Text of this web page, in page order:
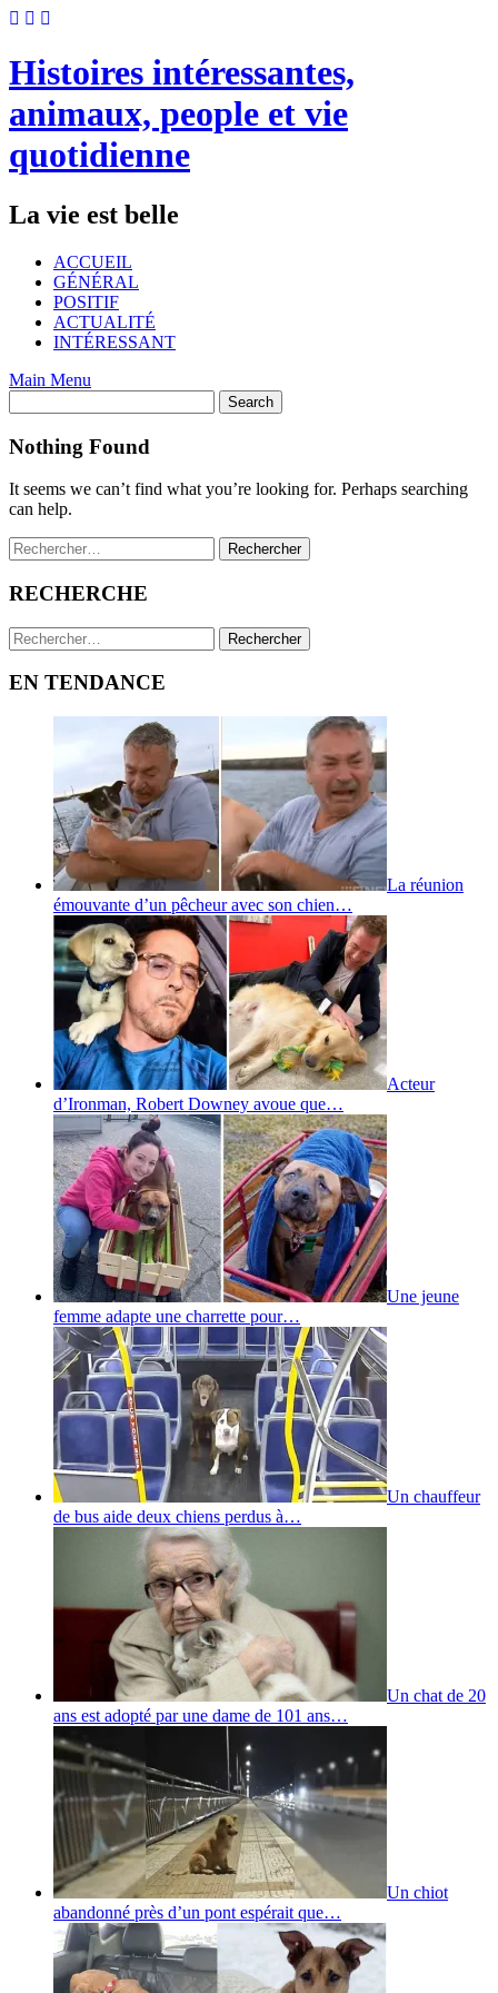
Skip
content
Histoires intéressantes,
animaux, people et vie
quotidienne
La vie est belle
ACCUEIL
GÉNÉRAL
POSITIF
ACTUALITÉ
INTÉRESSANT
Main Menu
Nothing Found
It seems we can’t find what you’re looking for. Perhaps searching
can help.
Rechercher :
RECHERCHE
Rechercher :
EN TENDANCE
La réunion
émouvante d’un pêcheur avec son chien…
Acteur
d’Ironman, Robert Downey avoue que…
Une jeune
femme adapte une charrette pour…
Un chauffeur
de bus aide deux chiens perdus à…
Un chat de 20
ans est adopté par une dame de 101 ans…
Un chiot
abandonné près d’un pont espérait que…